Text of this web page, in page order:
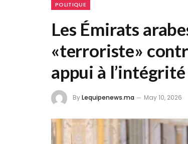
POLITIQUE
Les Émirats
«terroriste»
appui à
ByLequipenews.ma May 10, 2026